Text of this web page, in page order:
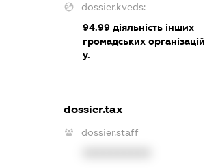
dossier.kveds:
94.99діяльність інших
громадських
у.
dossier.tax
dossier.staff